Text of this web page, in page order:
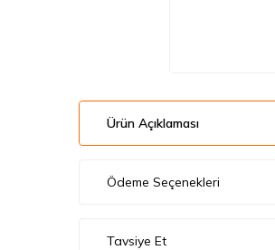
Ürün Açıklaması
Ödeme Seçenekleri
Tavsiye Et